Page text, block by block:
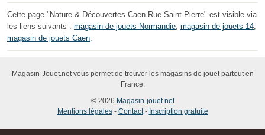
Cette page "Nature & Découvertes Caen Rue Saint-Pierre" est visible via
les liens suivants : magasin de jouets Normandie, magasin de jouets 14,
magasin de jouets Caen.
Magasin-Jouet.net vous permet de trouver les magasins de jouet partout en
France.
© 2026 Magasin-jouet.net
Mentions légales- Contact- Inscription gratuite